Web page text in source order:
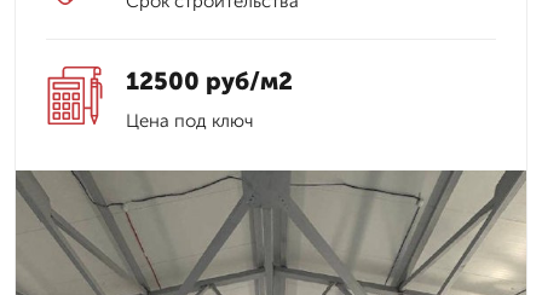
12500 руб/м2
Цена под ключ